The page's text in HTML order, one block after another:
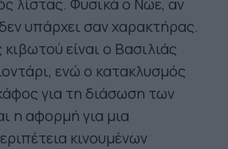
λίστας. Φυσικά ο Νώε, αν
υπάρχει σαν χαρακτήρας.
είναι ο Βασιλιάς
ενώ ο κατακλυσμός
για τη διάσωση των
η αφορμή για μια
κινουμένων